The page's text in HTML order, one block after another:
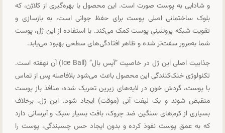
و شادابی به پوست صورت است. این محصول با بهره‌گیری از کلاژن، که
بلوک ساختمانی اصلی پوست برای حفظ جوانی است، به بازسازی و
تقویت شبکه پروتئینی پوست کمک می‌کند. با استفاده از این ژل، پوست
شما به‌مرور سفت‌تر شده و ظاهر افتادگی‌های سطحی بهبود می‌یابد.
جذابیت اصلی این ژل در خاصیت “آیس بال” (Ice Ball) آن نهفته است.
تکنولوژی خنک‌کنندگی این محصول باعث می‌شود بلافاصله پس از تماس
با پوست، گردش خون در لایه‌های زیرین تحریک شده، منافذ باز پوست
منقبض شوند و یک لیفت آنی (موقت) ایجاد شود. این ژل، برخلاف
بسیاری از کرم‌های سنگین ضد چروک، بافت بسیار سبک و آبرسانی دارد
که به عمق پوست نفوذ کرده و بدون ایجاد حس چسبندگی، پوست را